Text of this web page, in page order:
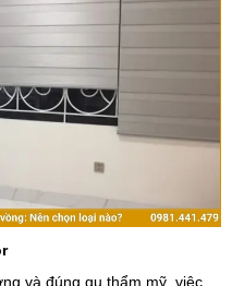
và đúng gu thẩm mỹ, việc